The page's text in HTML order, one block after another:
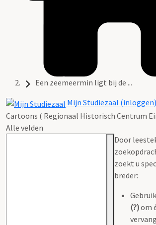
Een zeemeermin ligt bij de ...
Mijn Studiezaal (inloggen)
Cartoons ( Regionaal Historisch Centrum
Alle velden
Door
zoekt u
breder:
(?)om